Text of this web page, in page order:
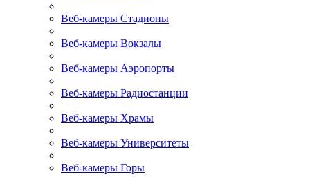
Веб-камеры Стадионы
Веб-камеры Вокзалы
Веб-камеры Аэропорты
Веб-камеры Радиостанции
Веб-камеры Храмы
Веб-камеры Университеты
Веб-камеры Горы